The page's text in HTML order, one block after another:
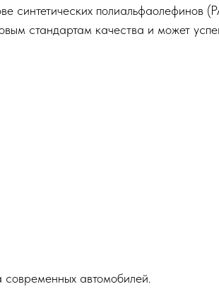
полиальфаолефинов
стандартам качества и может
автомобилей.